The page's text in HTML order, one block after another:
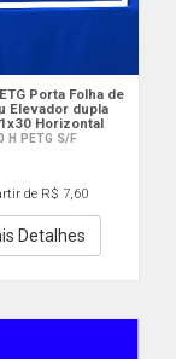
Porta Folha de
Elevador dupla
Horizontal
H PETG S/F
de R$ 7,60
Detalhes